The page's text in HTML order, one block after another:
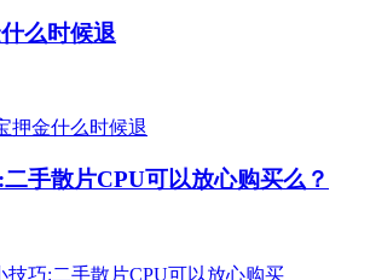
么时候退
手散片CPU可以放心购买么？